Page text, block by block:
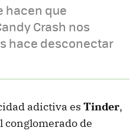
hacen que
Crash nos
hace desconectar
adictiva es Tinder,
conglomerado de